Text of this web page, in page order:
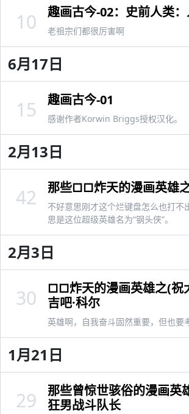
趣画古今-02：史前人类：
老祖宗们都很厉害啊
10
6月17日
趣画古今-01
感谢作者Korwin Briggs授权汉化。
15
2月13日
那些□□炸天的漫画英雄
不好意思刚才这个烂键盘怎么也打不
思是这位超级英雄名为“钢头侠”。
42
2月3日
□□炸天的漫画英雄之(祝
吉吧·科尔
英雄啊，自我奋斗固然重要，但也要
30
1月21日
那些曾惊世骇俗的漫画
狂男战斗队长
29